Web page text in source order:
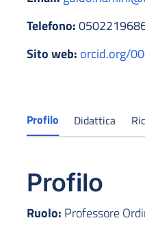
Telefono:
Sito web: orcid.org/
Profilo Didattica
Profilo
Ruolo: Professore